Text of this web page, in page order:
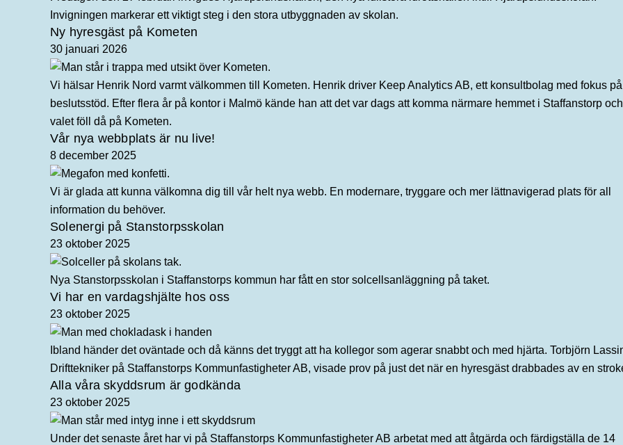
Invigningen markerar ett viktigt steg i den stora utbyggnaden av skolan.
Ny hyresgäst på Kometen
30 januari 2026
Vi hälsar Henrik Nord varmt välkommen till Kometen. Henrik driver Keep Analytics AB, ett konsultbolag med fokus på
beslutsstöd. Efter flera år på kontor i Malmö kände han att det var dags att komma närmare hemmet i Staffanstorp och
valet föll då på Kometen.
Vår nya webbplats är nu live!
8 december 2025
Vi är glada att kunna välkomna dig till vår helt nya webb. En modernare, tryggare och mer lättnavigerad plats för all
information du behöver.
Solenergi på Stanstorpsskolan
23 oktober 2025
Nya Stanstorpsskolan i Staffanstorps kommun har fått en stor solcellsanläggning på taket.
Vi har en vardagshjälte hos oss
23 oktober 2025
Ibland händer det oväntade och då känns det tryggt att ha kollegor som agerar snabbt och med hjärta. Torbjörn
Drifttekniker på Staffanstorps Kommunfastigheter AB, visade prov på just det när en hyresgäst drabbades av en
Alla våra skyddsrum är godkända
23 oktober 2025
Under det senaste året har vi på Staffanstorps Kommunfastigheter AB arbetat med att åtgärda och färdigställa de 14